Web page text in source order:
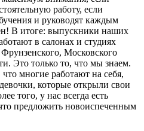
работу, если
и руководят каждым
В итоге: выпускники наших
в салонах и студиях
Московского
Это только то, что мы знаем.
многие работают на себя,
которые открыли свои
того, у нас всегда есть
предложить новоиспеченным